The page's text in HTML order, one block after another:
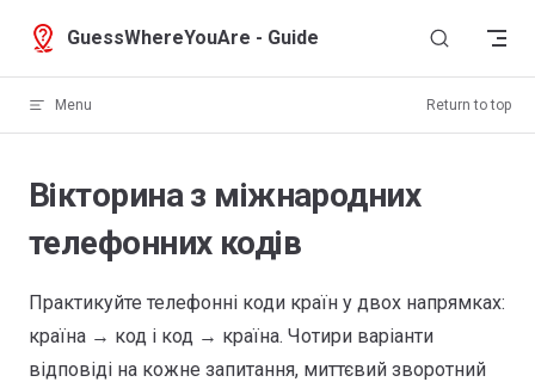
Skip to content
GuessWhereYouAre - Guide
Menu Return to top
Вікторина з міжнародних
телефонних кодів
Практикуйте телефонні коди країн у двох напрямках:
країна → код і код → країна. Чотири варіанти
відповіді на кожне запитання, миттєвий зворотний